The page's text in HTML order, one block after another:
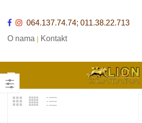
064.137.74.74; 011.38.22.713
O nama | Kontakt